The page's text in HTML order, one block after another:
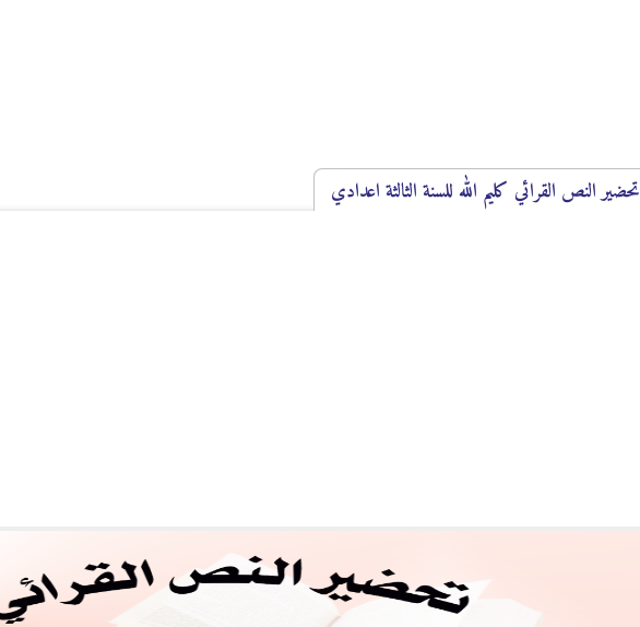
تحضير النص القرائي كليم الله للسنة الثالثة اعدادي